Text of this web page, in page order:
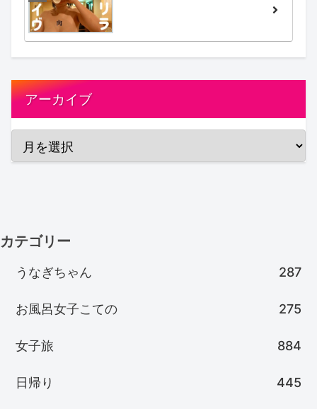
アーカイブ
カテゴリー
うなぎちゃん 287
お風呂女子こての 275
女子旅 884
日帰り 445